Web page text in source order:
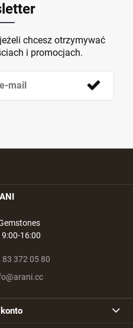
chcesz otrzymywać
i promocjach.
16:00
83 372 05 80